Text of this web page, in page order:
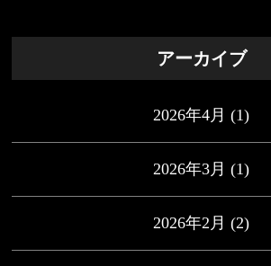
アーカイブ
2026年4月 (1)
2026年3月 (1)
2026年2月 (2)